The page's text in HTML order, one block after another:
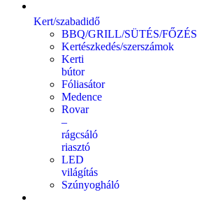
Kert/szabadidő
BBQ/GRILL/SÜTÉS/FŐZÉS
Kertészkedés/szerszámok
Kerti
bútor
Fóliasátor
Medence
Rovar
–
rágcsáló
riasztó
LED
világítás
Szúnyogháló